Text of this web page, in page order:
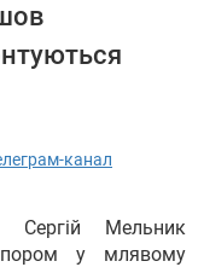
канал
Сергій Мельник
у млявому